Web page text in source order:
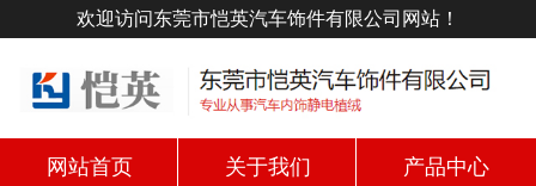
欢迎访问东莞市恺英汽车饰件有限公司网站！
网站首页 关于我们 产品中心